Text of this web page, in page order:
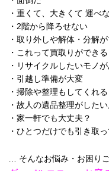
・重くて、大きくて 運べ
・2階から降ろせない
・取り外しや解体・分解
・これって買取りができる
・リサイクルしたいモノ
・引越し準備が大変
・掃除や整理もしてくれる
・故人の遺品整理がした
・家一軒でも大丈夫？
・ひとつだけでも引き取
… そんなお悩み・お困り